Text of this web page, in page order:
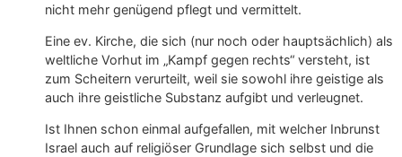
nicht mehr genügend pflegt und vermittelt.
Eine ev. Kirche, die sich (nur noch oder hauptsächlich) als
weltliche Vorhut im „Kampf gegen rechts“ versteht, ist
zum Scheitern verurteilt, weil sie sowohl ihre geistige als
auch ihre geistliche Substanz aufgibt und verleugnet.
Ist Ihnen schon einmal aufgefallen, mit welcher Inbrunst
Israel auch auf religiöser Grundlage sich selbst und die